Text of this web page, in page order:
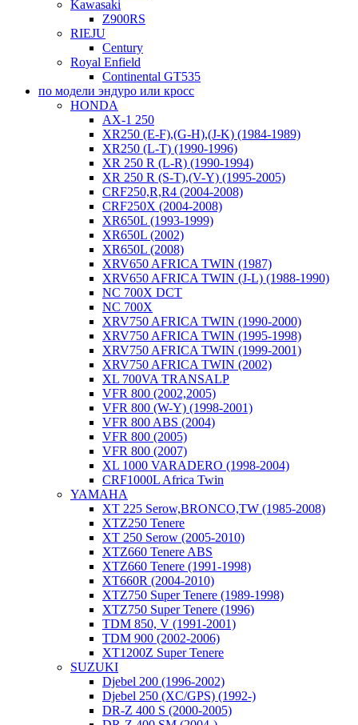
Kawasaki
Z900RS
RIEJU
Century
Royal Enfield
Continental GT535
по модели эндуро или кросс
HONDA
AX-1 250
XR250 (E-F),(G-H),(J-K) (1984-1989)
XR250 (L-T) (1990-1996)
XR 250 R (L-R) (1990-1994)
XR 250 R (S-T),(V-Y) (1995-2005)
CRF250,R,R4 (2004-2008)
CRF250X (2004-2008)
XR650L (1993-1999)
XR650L (2002)
XR650L (2008)
XRV650 AFRICA TWIN (1987)
XRV650 AFRICA TWIN (J-L) (1988-1990)
NC 700X DCT
NC 700X
XRV750 AFRICA TWIN (1990-2000)
XRV750 AFRICA TWIN (1995-1998)
XRV750 AFRICA TWIN (1999-2001)
XRV750 AFRICA TWIN (2002)
XL 700VA TRANSALP
VFR 800 (2002,2005)
VFR 800 (W-Y) (1998-2001)
VFR 800 ABS (2004)
VFR 800 (2005)
VFR 800 (2007)
XL 1000 VARADERO (1998-2004)
CRF1000L Africa Twin
YAMAHA
XT 225 Serow,BRONCO,TW (1985-2008)
XTZ250 Tenere
XT 250 Serow (2005-2010)
XTZ660 Tenere ABS
XTZ660 Tenere (1991-1998)
XT660R (2004-2010)
XTZ750 Super Tenere (1989-1998)
XTZ750 Super Tenere (1996)
TDM 850, V (1991-2001)
TDM 900 (2002-2006)
XT1200Z Super Tenere
SUZUKI
Djebel 200 (1996-2002)
Djebel 250 (XC/GPS) (1992-)
DR-Z 400 S (2000-2005)